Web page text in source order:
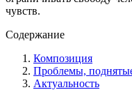
чувств.
Содержание
Композиция
Проблемы,
Актуальность